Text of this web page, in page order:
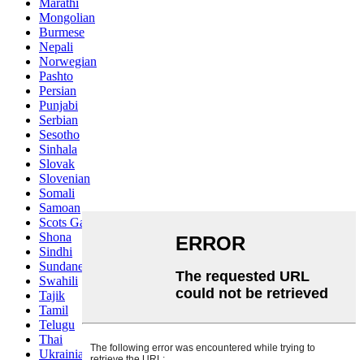
Marathi
Mongolian
Burmese
Nepali
Norwegian
Pashto
Persian
Punjabi
Serbian
Sesotho
Sinhala
Slovak
Slovenian
Somali
Samoan
Scots Gaelic
Shona
Sindhi
Sundanese
Swahili
Tajik
Tamil
Telugu
Thai
Ukrainian